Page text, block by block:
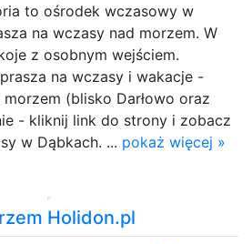
to ośrodek wczasowy w
na wczasy nad morzem. W
z osobnym wejściem.
na wczasy i wakacje -
(blisko Darłowo oraz
- kliknij link do strony i zobacz
w Dąbkach. ... pokaż więcej »
Holidon.pl